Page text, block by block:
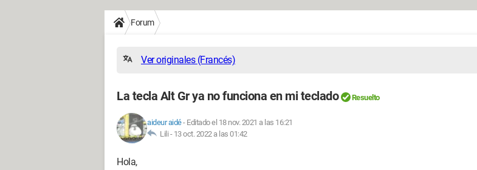
Forum
Ver originales (Francés)
La tecla Alt Gr ya no funciona en mi teclado Resuelto
aideur aidé- Editado el 18 nov. 2021 a las 16:21
Lili - 13 oct. 2022 a las 01:42
Hola,